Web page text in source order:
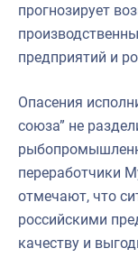
прогнозирует
предприятий и
Опасения
союза” не
переработчики
отмечают, что
российскими
качеству и